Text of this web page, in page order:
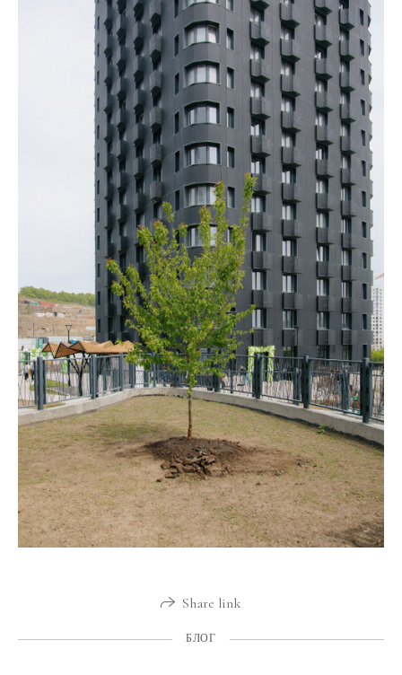
Share link
БЛОГ